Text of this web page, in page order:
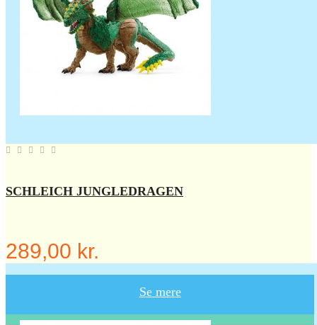
SCHLEICH JUNGLEDRAGEN
289,00 kr.
Se mere